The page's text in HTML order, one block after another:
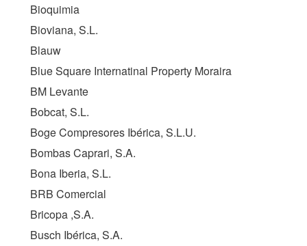
Bioquimia
Bioviana, S.L.
Blauw
Blue Square Internatinal Property Moraira
BM Levante
Bobcat, S.L.
Boge Compresores Ibérica, S.L.U.
Bombas Caprari, S.A.
Bona Iberia, S.L.
BRB Comercial
Bricopa ,S.A.
Busch Ibérica, S.A.